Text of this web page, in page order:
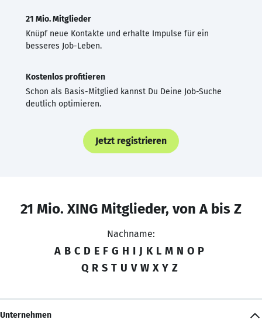
21 Mio. Mitglieder
Knüpf neue Kontakte und erhalte Impulse für ein
besseres Job-Leben.
Kostenlos profitieren
Schon als Basis-Mitglied kannst Du Deine Job-Suche
deutlich optimieren.
Jetzt registrieren
21 Mio. XING Mitglieder, von A bis Z
Nachname:
A B C D E F G H I J K L M N O P
Q R S T U V W X Y Z
Unternehmen